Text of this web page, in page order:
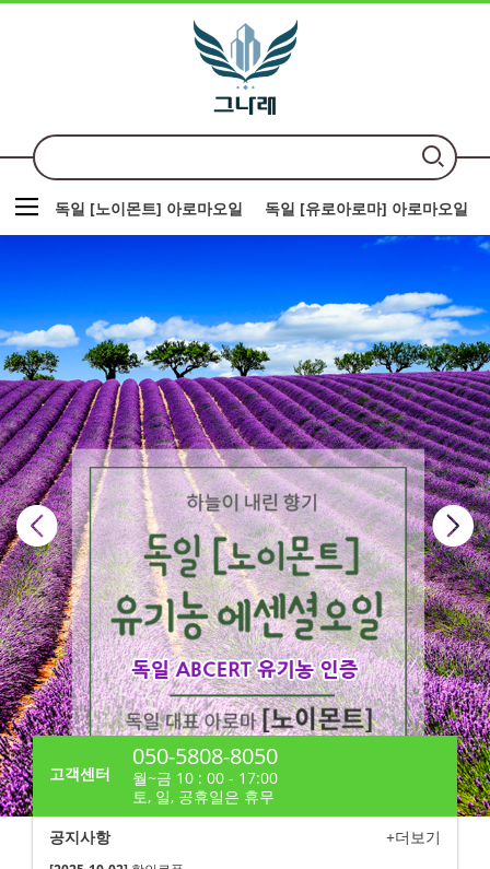
독일 [노이몬트] 아로마오일 독일 [유로아로마] 아로마오일
고객센터
050-5808-8050
월~금 10 : 00 - 17:00
토, 일, 공휴일은 휴무
공지사항
+더보기